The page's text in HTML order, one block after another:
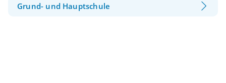
Grund- und Hauptschule